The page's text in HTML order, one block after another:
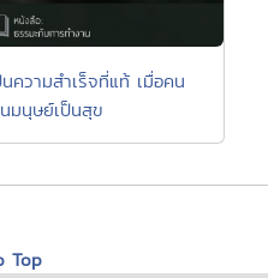
ความสำเร็จที่แท้ เมื่อคน
มนุษย์เป็นสุข
Top